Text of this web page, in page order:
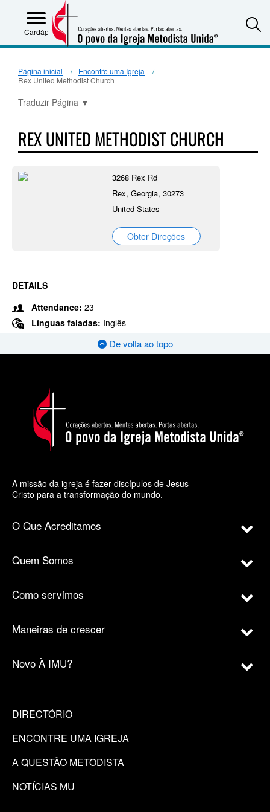
Cardápio
Página inicial
Encontre uma Igreja
Rex United Methodist Church
Traduzir Página ▼
REX UNITED METHODIST CHURCH
3268 Rex Rd
Rex, Georgia, 30273
United States
Obter Direções
DETAILS
Attendance: 23
Línguas faladas: Inglês
De volta ao topo
A missão da igreja é fazer discípulos de Jesus
Cristo para a transformação do mundo.
O Que Acreditamos
Quem Somos
Como servimos
Maneiras de crescer
Novo À IMU?
DIRECTÓRIO
ENCONTRE UMA IGREJA
A QUESTÃO METODISTA
NOTÍCIAS MU